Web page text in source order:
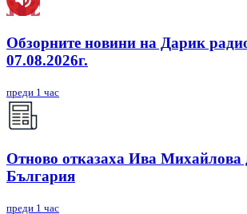
Обзорните новини на Дарик
07.08.2026г.
преди 1 час
Отново отказаха Ива Михайлова
България
преди 1 час